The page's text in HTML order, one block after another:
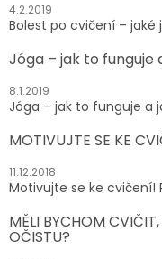
4.2.2019
Bolest po cvičení – jaké
Jóga – jak to funguje
8.1.2019
Jóga – jak to funguje a
MOTIVUJTE SE KE
11.12.2018
Motivujte se ke cvičení!
MĚLI BYCHOM
OČISTU?